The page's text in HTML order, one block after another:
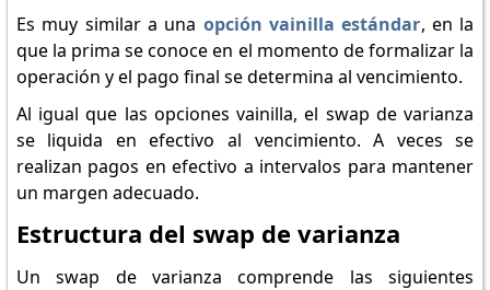
Es muy similar a una opción vainilla estándar, en la
que la prima se conoce en el momento de formalizar la
operación y el pago final se determina al vencimiento.
Al igual que las opciones vainilla, el swap de varianza
se liquida en efectivo al vencimiento. A veces se
realizan pagos en efectivo a intervalos para mantener
un margen adecuado.
Estructura del swap de varianza
Un swap de varianza comprende las siguientes